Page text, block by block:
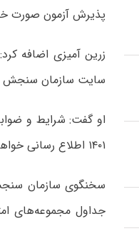
پذیرش آزمون صورت
سایت سازمان سنجش
او گفت: شرایط و
۱۴۰۱ اطلاع رسانی خواهد شد.
سخنگوی سازمان
جداول مجموعه‌های